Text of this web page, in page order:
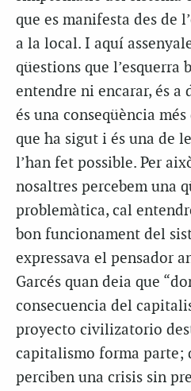
que es manifesta des de
a la local. I aquí
qüestions que l’esquerra
entendre ni encarar, és a
és una conseqüència
que ha sigut i és una de
l’han fet possible. Per
nosaltres percebem una
problemàtica, cal
bon funcionament del
expressava el pensador
Garcés quan deia que
consecuencia del
proyecto civilizatorio
capitalismo forma parte;
perciben una crisis sin